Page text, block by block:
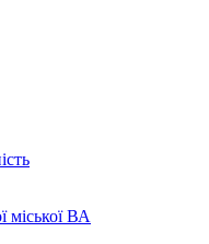
міської ВА